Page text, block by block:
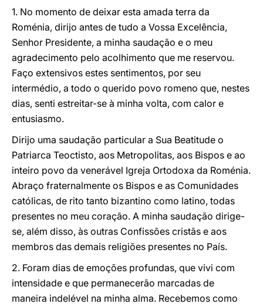
1. No momento de deixar esta amada terra da
Roménia, dirijo antes de tudo a Vossa Excelência,
Senhor Presidente, a minha saudação e o meu
agradecimento pelo acolhimento que me reservou.
Faço extensivos estes sentimentos, por seu
intermédio, a todo o querido povo romeno que, nestes
dias, senti estreitar-se à minha volta, com calor e
entusiasmo.
Dirijo uma saudação particular a Sua Beatitude o
Patriarca Teoctisto, aos Metropolitas, aos Bispos e ao
inteiro povo da venerável Igreja Ortodoxa da Roménia.
Abraço fraternalmente os Bispos e as Comunidades
católicas, de rito tanto bizantino como latino, todas
presentes no meu coração. A minha saudação dirige-
se, além disso, às outras Confissões cristãs e aos
membros das demais religiões presentes no País.
2. Foram dias de emoções profundas, que vivi com
intensidade e que permanecerão marcadas de
maneira indelével na minha alma. Recebemos como